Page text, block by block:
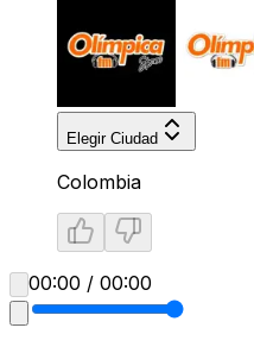
Elegir Ciudad
Colombia
00:00 / 00:00